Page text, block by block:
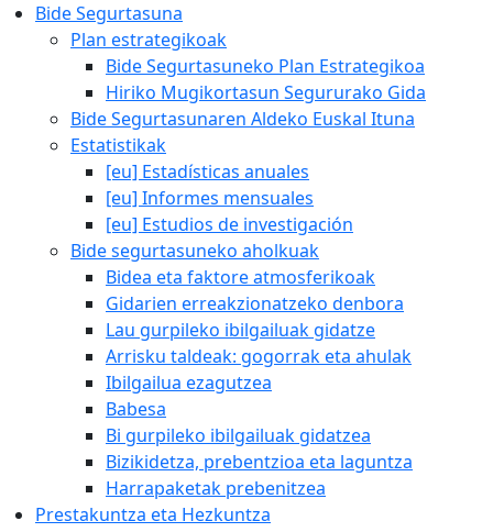
Bide Segurtasuna
Plan estrategikoak
Bide Segurtasuneko Plan Estrategikoa
Hiriko Mugikortasun Segururako Gida
Bide Segurtasunaren Aldeko Euskal Ituna
Estatistikak
[eu] Estadísticas anuales
[eu] Informes mensuales
[eu] Estudios de investigación
Bide segurtasuneko aholkuak
Bidea eta faktore atmosferikoak
Gidarien erreakzionatzeko denbora
Lau gurpileko ibilgailuak gidatze
Arrisku taldeak: gogorrak eta ahulak
Ibilgailua ezagutzea
Babesa
Bi gurpileko ibilgailuak gidatzea
Bizikidetza, prebentzioa eta laguntza
Harrapaketak prebenitzea
Prestakuntza eta Hezkuntza